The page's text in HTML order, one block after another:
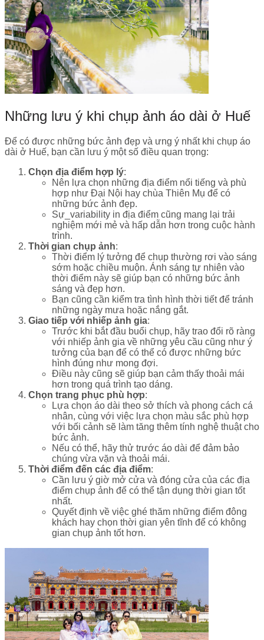
Những lưu ý khi chụp ảnh áo dài ở Huế
Để có được những bức ảnh đẹp và ưng ý nhất khi chụp áo
dài ở Huế, bạn cần lưu ý một số điều quan trọng:
Chọn địa điểm hợp lý:
Nên lựa chọn những địa điểm nổi tiếng và phù
hợp như Đại Nội hay chùa Thiên Mụ để có
những bức ảnh đẹp.
Sự_variability in địa điểm cũng mang lại trải
nghiệm mới mẻ và hấp dẫn hơn trong cuộc hành
trình.
Thời gian chụp ảnh:
Thời điểm lý tưởng để chụp thường rơi vào sáng
sớm hoặc chiều muộn. Ánh sáng tự nhiên vào
thời điểm này sẽ giúp bạn có những bức ảnh
sáng và đẹp hơn.
Bạn cũng cần kiểm tra tình hình thời tiết để tránh
những ngày mưa hoặc nắng gắt.
Giao tiếp với nhiếp ảnh gia:
Trước khi bắt đầu buổi chụp, hãy trao đổi rõ ràng
với nhiếp ảnh gia về những yêu cầu cũng như ý
tưởng của bạn để có thể có được những bức
hình đúng như mong đợi.
Điều này cũng sẽ giúp bạn cảm thấy thoải mái
hơn trong quá trình tạo dáng.
Chọn trang phục phù hợp:
Lựa chọn áo dài theo sở thích và phong cách cá
nhân, cùng với việc lựa chọn màu sắc phù hợp
với bối cảnh sẽ làm tăng thêm tính nghệ thuật cho
bức ảnh.
Nếu có thể, hãy thử trước áo dài để đảm bảo
chúng vừa vặn và thoải mái.
Thời điểm đến các địa điểm:
Cần lưu ý giờ mở cửa và đóng cửa của các địa
điểm chụp ảnh để có thể tận dụng thời gian tốt
nhất.
Quyết định về việc ghé thăm những điểm đông
khách hay chọn thời gian yên tĩnh để có không
gian chụp ảnh tốt hơn.